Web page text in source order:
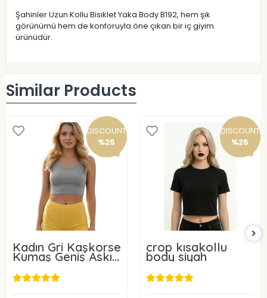
Şahinler Uzun Kollu Bisiklet Yaka Body B192, hem şık
görünümü hem de konforuyla öne çıkan bir iç giyim
ürünüdür.
Similar Products
DISCOUNT
%25
Kadın Gri Kaşkorse
Kumaş Geniş Askılı
Crop Bluz
6,00 USD
DISCOUNT
%25
crop kısakollu
body siyah